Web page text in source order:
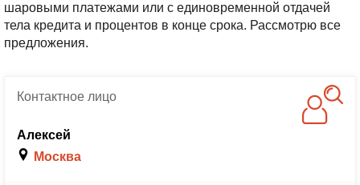
шаровыми платежами или с единовременной отдачей
тела кредита и процентов в конце срока. Рассмотрю все
предложения.
Контактноелицо
Алексей
Москва